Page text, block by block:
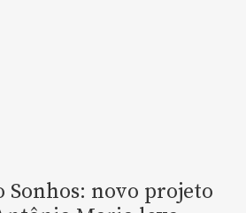
Sonhos: novo projeto